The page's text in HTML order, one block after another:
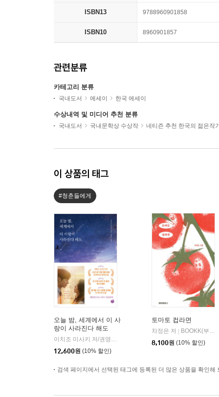
ISBN13 9788960901858
ISBN10 8960901857
관련분류
카테고리 분류
국내도서 에세이 한국 에세이
수상내역 및 미디어 추천 분류
국내도서 국내문학상 수상작 네티즌 추천 한국의 젊은작
이 상품의 태그
#청춘들에게
오늘 밤, 세계에서 이 사
랑이 사라진다 해도
이치조 미사키 저/권영주 역
12,600원 (10% 할인)
토마토 컵라면
차정은 저
BOOKK(부크크)
8,100원 (10% 할인)
검색 페이지에서 선택된 태그에 등록된 더 많은 상품을 확인해